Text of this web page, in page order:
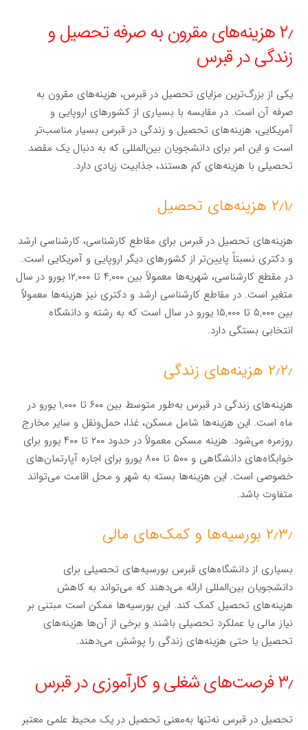
۲٫ هزینه‌های مقرون به صرفه تحصیل و
زندگی در قبرس
یکی از بزرگ‌ترین مزایای تحصیل در قبرس، هزینه‌های مقرون به
صرفه آن است. در مقایسه با بسیاری از کشورهای اروپایی و
آمریکایی، هزینه‌های تحصیل و زندگی در قبرس بسیار مناسب‌تر
است و این امر برای دانشجویان بین‌المللی که به دنبال یک مقصد
تحصیلی با هزینه‌های کم هستند، جذابیت زیادی دارد.
۲٫۱٫ هزینه‌های تحصیل
هزینه‌های تحصیل در قبرس برای مقاطع کارشناسی، کارشناسی ارشد
و دکتری نسبتاً پایین‌تر از کشورهای دیگر اروپایی و آمریکایی است.
در مقطع کارشناسی، شهریه‌ها معمولاً بین ۴,۰۰۰ تا ۱۲,۰۰۰ یورو در سال
متغیر است. در مقاطع کارشناسی ارشد و دکتری نیز هزینه‌ها معمولاً
بین ۵,۰۰۰ تا ۱۵,۰۰۰ یورو در سال است که به رشته و دانشگاه
انتخابی بستگی دارد.
۲٫۲٫ هزینه‌های زندگی
هزینه‌های زندگی در قبرس به‌طور متوسط بین ۶۰۰ تا ۱,۰۰۰ یورو در
ماه است. این هزینه‌ها شامل مسکن، غذا، حمل‌ونقل و سایر مخارج
روزمره می‌شود. هزینه مسکن معمولاً در حدود ۲۰۰ تا ۴۰۰ یورو برای
خوابگاه‌های دانشگاهی و ۵۰۰ تا ۸۰۰ یورو برای اجاره آپارتمان‌های
خصوصی است. این هزینه‌ها بسته به شهر و محل اقامت می‌تواند
متفاوت باشد.
۲٫۳٫ بورسیه‌ها و کمک‌های مالی
بسیاری از دانشگاه‌های قبرس بورسیه‌های تحصیلی برای
دانشجویان بین‌المللی ارائه می‌دهند که می‌تواند به کاهش
هزینه‌های تحصیل کمک کند. این بورسیه‌ها ممکن است مبتنی بر
نیاز مالی یا عملکرد تحصیلی باشند و برخی از آن‌ها هزینه‌های
تحصیل یا حتی هزینه‌های زندگی را پوشش می‌دهند.
۳٫ فرصت‌های شغلی و کارآموزی در قبرس
تحصیل در قبرس نه‌تنها به‌معنی تحصیل در یک محیط علمی معتبر